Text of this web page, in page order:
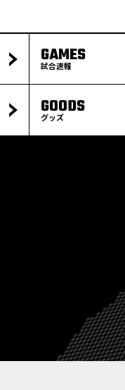
GAMES
試合速報
GOODS
グッズ